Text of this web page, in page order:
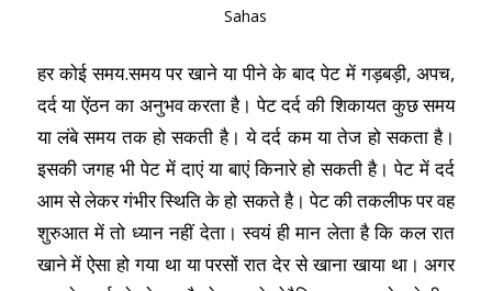
Sahas
हर कोई समय.समय पर खाने या पीने के बाद पेट में गड़बड़ी, अपच,
दर्द या ऐंठन का अनुभव करता है। पेट दर्द की शिकायत कुछ समय
या लंबे समय तक हो सकती है। ये दर्द कम या तेज हो सकता है।
इसकी जगह भी पेट में दाएं या बाएं किनारे हो सकती है। पेट में दर्द
आम से लेकर गंभीर स्थिति के हो सकते है। पेट की तकलीफ पर वह
शुरुआत में तो ध्यान नहीं देता। स्वयं ही मान लेता है कि कल रात
खाने में ऐसा हो गया था या परसों रात देर से खाना खाया था। अगर